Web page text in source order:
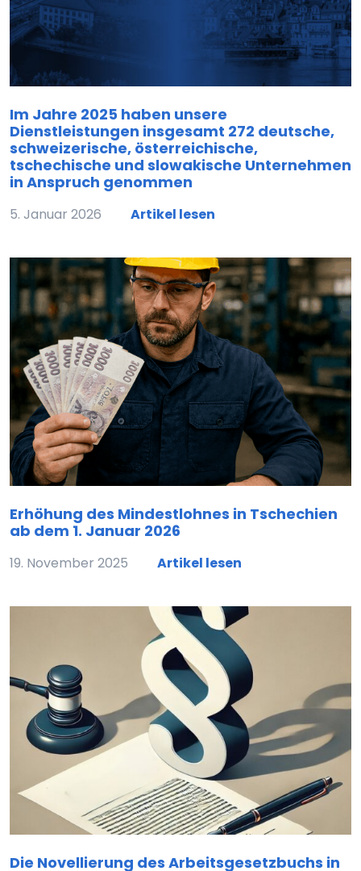
Im Jahre 2025 haben unsere
Dienstleistungen insgesamt 272 deutsche,
schweizerische, österreichische,
tschechische und slowakische Unternehmen
in Anspruch genommen
5. Januar 2026 Artikel lesen
Erhöhung des Mindestlohnes in Tschechien
ab dem 1. Januar 2026
19. November 2025 Artikel lesen
Die Novellierung des Arbeitsgesetzbuchs in